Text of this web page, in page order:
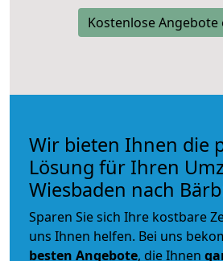
Kostenlose Angebote
Wir bieten Ihnen die
Lösung für Ihren
Wiesbaden nach
Sparen Sie sich Ihre kostbare
uns Ihnen helfen. Bei uns
besten Angebote, die Ihnen